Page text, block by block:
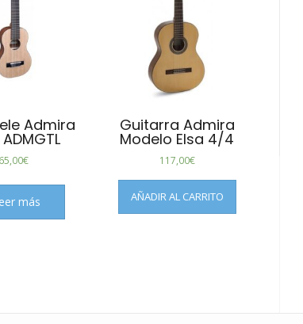
Admira
65,00€
más
Guitarra Admira
Modelo Elsa 4/4
117,00€
AÑADIR AL CARRITO